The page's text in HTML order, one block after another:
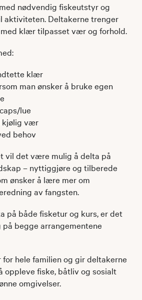
nødvendig fiskeutstyr og
aktiviteten. Deltakerne trenger
klær tilpasset vær og forhold.
klær
man ønsker å bruke egen
lue
kjølig vær
behov
vil det være mulig å delta på
– nyttiggjøre og tilberede
ønsker å lære mer om
av fangsten.
på både fisketur og kurs, er det
begge arrangementene
hele familien og gir deltakerne
oppleve fiske, båtliv og sosialt
omgivelser.